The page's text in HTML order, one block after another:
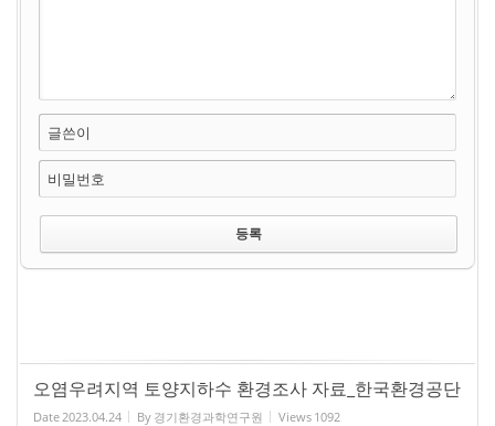
글쓴이
비밀번호
오염우려지역 토양지하수 환경조사 자료_한국환경공단
Date2023.04.24 By 경기환경과학연구원 Views 1092